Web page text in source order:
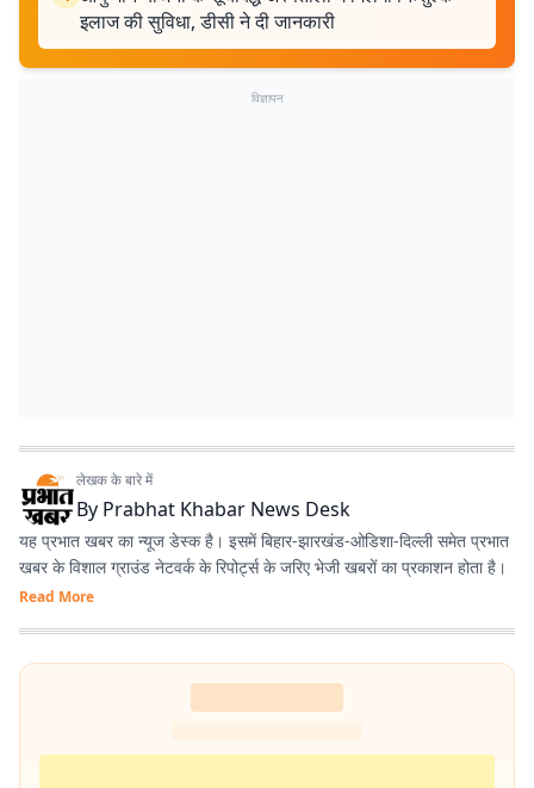
इलाज की सुविधा, डीसी ने दी जानकारी
विज्ञापन
लेखक के बारे में
By Prabhat Khabar News Desk
यह प्रभात खबर का न्यूज डेस्क है। इसमें बिहार-झारखंड-ओडिशा-दिल्‍ली समेत प्रभात
खबर के विशाल ग्राउंड नेटवर्क के रिपोर्ट्स के जरिए भेजी खबरों का प्रकाशन होता है।
Read More